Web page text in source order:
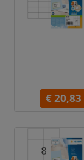
€ 20,83